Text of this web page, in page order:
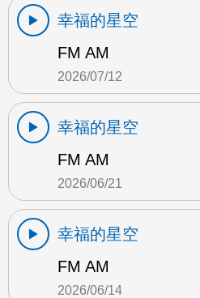
幸福的星空
FM AM
2026/07/12
幸福的星空
FM AM
2026/06/21
幸福的星空
FM AM
2026/06/14